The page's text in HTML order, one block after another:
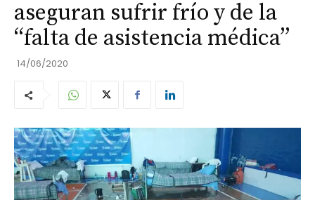
aseguran sufrir frío y de la
“falta de asistencia médica”
14/06/2020